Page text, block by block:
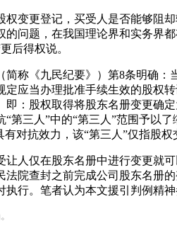
变更登记，买受人是否能够阻
问题，在我国理论界和实务界
后得权说。
简称《九民纪要》）第8条明确
应当办理批准手续生效的股权
：股权取得将股东名册变更确
第三人”中的“第三人”范围予以
对抗效力，该“第三人”仅指股
人仅在股东名册中进行变更就
院查封之前完成公司股东名册
行。笔者认为本文援引判例精